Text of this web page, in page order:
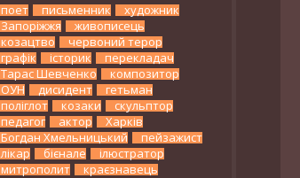
поет письменник
художник
Запоріжжя
живописець
козацтво
червоний терор
графік
історик
перекладач
Тарас Шевченко
композитор
ОУН
дисидент
гетьман
поліглот
козаки
скульптор
педагог
актор
Харків
Богдан Хмельницький
пейзажист
лікар
бієнале
ілюстратор
митрополит
краєзнавець